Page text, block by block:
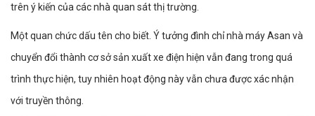
trên ý kiến của các nhà quan sát thị trường.
Một quan chức dấu tên cho biết. Ý tưởng đình chỉ nhà máy Asan và
chuyển đổi thành cơ sở sản xuất xe điện hiện vẫn đang trong quá
trình thực hiện, tuy nhiên hoạt động này vẫn chưa được xác nhận
với truyền thông.